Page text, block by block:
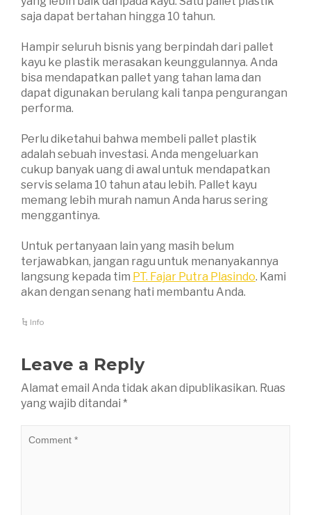
saja dapat bertahan hingga 10 tahun.
Hampir seluruh bisnis yang berpindah dari pallet
kayu ke plastik merasakan keunggulannya. Anda
bisa mendapatkan pallet yang tahan lama dan
dapat digunakan berulang kali tanpa pengurangan
performa.
Perlu diketahui bahwa membeli pallet plastik
adalah sebuah investasi. Anda mengeluarkan
cukup banyak uang di awal untuk mendapatkan
servis selama 10 tahun atau lebih. Pallet kayu
memang lebih murah namun Anda harus sering
menggantinya.
Untuk pertanyaan lain yang masih belum
terjawabkan, jangan ragu untuk menanyakannya
langsung kepada tim PT. Fajar Putra Plasindo. Kami
akan dengan senang hati membantu Anda.
Info
Leave a Reply
Alamat email Anda tidak akan dipublikasikan. Ruas
yang wajib ditandai *